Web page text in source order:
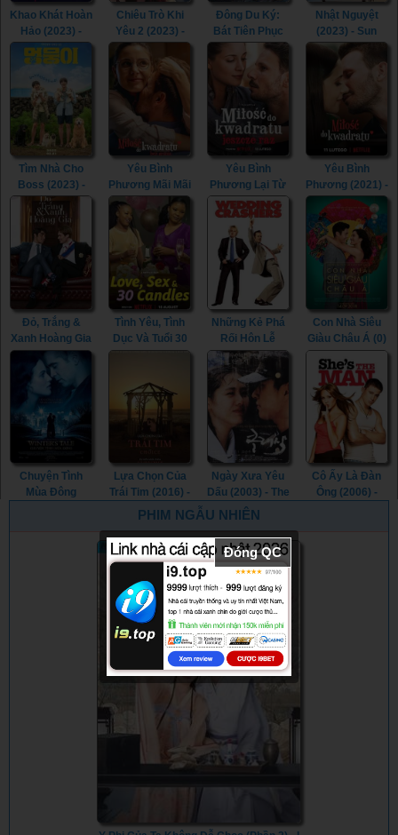
Khao Khát Hoàn
Hảo (2023) -
Perfect
Addiction (2023)
Chiêu Trò Khi
Yêu 2 (2023) -
Love Tactics 2
(2023)
Đông Du Ký:
Bát Tiên Phục
Ma (2023) -
Journey To The
East: The Eight
Immortals
(2023)
Nhật Nguyệt
(2023) - Sun
Moon (2023)
Tìm Nhà Cho
Boss (2023) -
My Heart Puppy
(2023)
Yêu Bình
Phương Mãi Mãi
Squared Love
Everlasting
(2023)
Yêu Bình
Phương Lại Từ
Đầu (2023) -
Squared Love
All Over Again
(2023)
Yêu Bình
Phương (2021) -
Squared Love
(2021)
Đỏ, Trắng &
Xanh Hoàng Gia
White & Royal
Blue (2023)
Tình Yêu, Tình
Dục Và Tuổi 30
Candles (2023)
Những Kẻ Phá
Rối Hôn Lễ
(2005) -
Wedding
Crashers (2005)
Con Nhà Siêu
Giàu Châu Á (0)
- Crazy Rich
Asians (0)
Chuyện Tình
Mùa Đông
Lựa Chọn Của
Trái Tim (2016) -
The Choice
Ngày Xưa Yêu
Dấu (2003) - The
Classic (2003)
Cô Ấy Là Đàn
Ông (2006) -
PHIM NGẪU NHIÊN
Đóng QC